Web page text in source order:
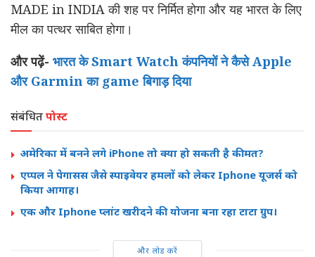
MADE in INDIA की शह पर निर्मित होगा और यह भारत के लिए
मील का पत्थर साबित होगा।
और पढ़ें- भारत के Smart Watch कंपनियों ने कैसे Apple
और Garmin का game बिगाड़ दिया
संबंधितपोस्ट
अमेरिका में बनने लगे iPhone तो क्या हो सकती है कीमत?
एप्पल ने पेगासस जैसे स्पाइवेयर हमलों को लेकर Iphone यूजर्स को
किया आगाह।
एक और Iphone प्लांट खरीदने की योजना बना रहा टाटा ग्रुप।
और लोड करें